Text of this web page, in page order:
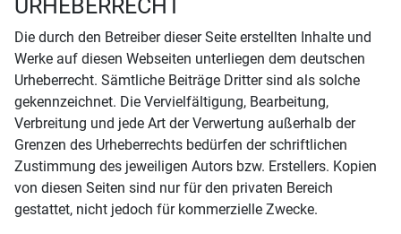
URHEBERRECHT
Die durch den Betreiber dieser Seite erstellten Inhalte und
Werke auf diesen Webseiten unterliegen dem deutschen
Urheberrecht. Sämtliche Beiträge Dritter sind als solche
gekennzeichnet. Die Vervielfältigung, Bearbeitung,
Verbreitung und jede Art der Verwertung außerhalb der
Grenzen des Urheberrechts bedürfen der schriftlichen
Zustimmung des jeweiligen Autors bzw. Erstellers. Kopien
von diesen Seiten sind nur für den privaten Bereich
gestattet, nicht jedoch für kommerzielle Zwecke.